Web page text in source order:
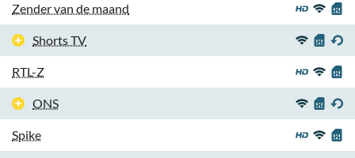
Zender van de maand
Shorts TV
RTL-Z
ONS
Spike